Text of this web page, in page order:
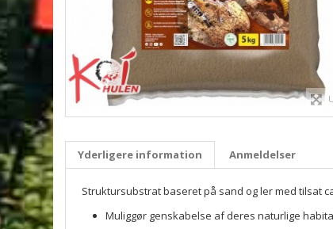
Yderligere information Anmeldelser
Struktursubstrat baseret på sand og ler med tilsat
Muliggør genskabelse af deres naturlige